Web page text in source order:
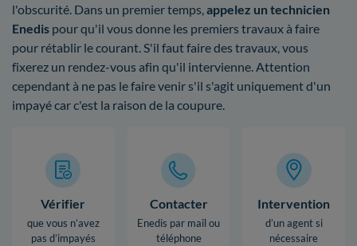
l'obscurité. Dans un premier temps, appelez un technicien
Enedis pour qu'il vous donne les premiers travaux à faire
pour rétablir le courant. S'il faut faire des travaux, vous
fixerez un rendez-vous afin qu'il intervienne. Attention
cependant à ne pas le faire venir s'il s'agit uniquement d'un
impayé car c'est la raison de la coupure.
Vérifier
que vous n’avez
pas d’impayés
Contacter
Enedis par mail ou
téléphone
Intervention
d’un agent si
nécessaire